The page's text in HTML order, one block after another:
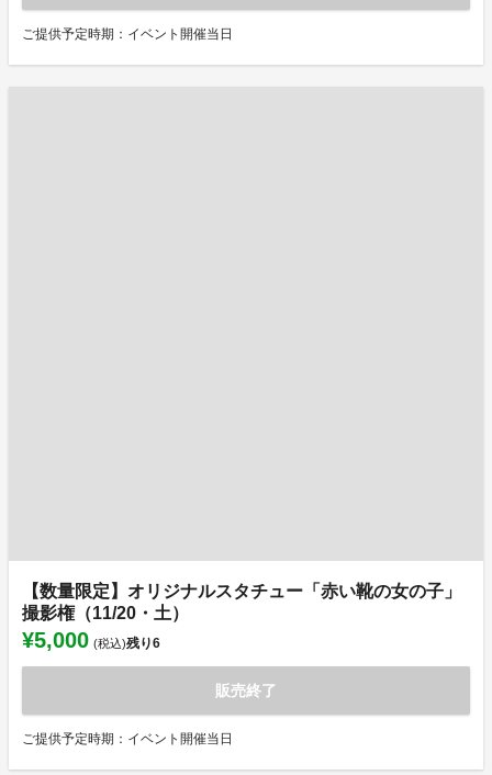
ご提供予定時期：イベント開催当日
【数量限定】オリジナルスタチュー「赤い靴の女の子」
撮影権（11/20・土）
¥5,000 (税込)残り6
販売終了
ご提供予定時期：イベント開催当日